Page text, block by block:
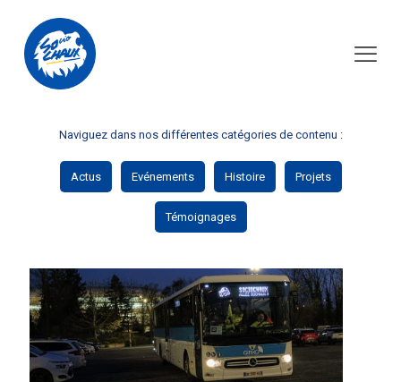
Teddy Richert
Naviguez dans nos différentes catégories de contenu :
Actus Evénements Histoire Projets
Témoignages